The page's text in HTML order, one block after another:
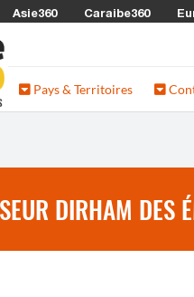
Asie360 Caraibe360
Pays & Territoires
DIRHAM DES